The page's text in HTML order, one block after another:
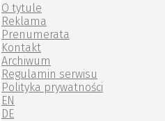
O tytule
Reklama
Prenumerata
Kontakt
Archiwum
Regulamin serwisu
Polityka prywatności
EN
DE